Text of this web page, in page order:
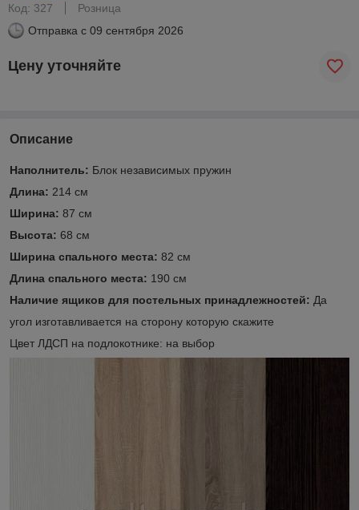
Код: 327
Розница
Отправка с 09 сентября 2026
Цену уточняйте
Описание
Наполнитель: Блок независимых пружин
Длина: 214 см
Ширина: 87 см
Высота: 68 см
Ширина спального места: 82 см
Длина спального места: 190 см
Наличие ящиков для постельных принадлежностей: Да
угол изготавливается на сторону которую скажите
Цвет ЛДСП на подлокотнике: на выбор